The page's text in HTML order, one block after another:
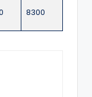
8300